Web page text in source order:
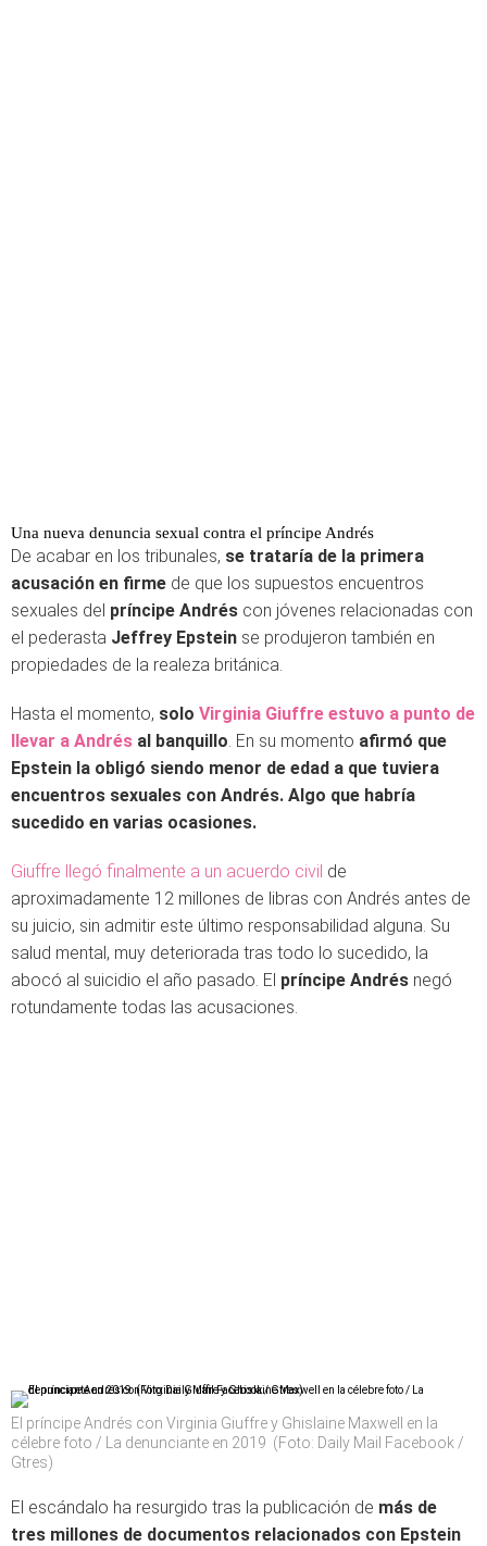
Una nueva denuncia sexual contra el príncipe Andrés
De acabar en los tribunales, se trataría de la primera
acusación en firme de que los supuestos encuentros
sexuales del príncipe Andrés con jóvenes relacionadas con
el pederasta Jeffrey Epstein se produjeron también en
propiedades de la realeza británica.
Hasta el momento, solo Virginia Giuffre estuvo a punto de
llevar a Andrés al banquillo. En su momento afirmó que
Epstein la obligó siendo menor de edad a que tuviera
encuentros sexuales con Andrés. Algo que habría
sucedido en varias ocasiones.
Giuffre llegó finalmente a un acuerdo civil de
aproximadamente 12 millones de libras con Andrés antes de
su juicio, sin admitir este último responsabilidad alguna. Su
salud mental, muy deteriorada tras todo lo sucedido, la
abocó al suicidio el año pasado. El príncipe Andrés negó
rotundamente todas las acusaciones.
El príncipe Andrés con Virginia Giuffre y Ghislaine Maxwell en la
célebre foto / La denunciante en 2019 (Foto: Daily Mail Facebook /
Gtres)
El escándalo ha resurgido tras la publicación de más de
tres millones de documentos relacionados con Epstein